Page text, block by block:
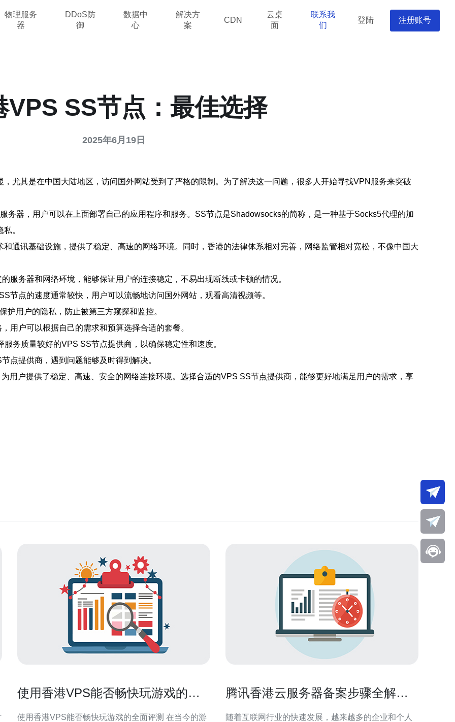
物理服务
器
DDoS防
御
数据中
心
解决方
案
CDN
云桌
面
联系我
们
登陆 注册账号
VPS SS节点：最佳选择
2025年6月19日
尤其是在中国大陆地区，访问国外网站受到了严格的限制。为了解决这一问题，很多人开始寻找VPN服务来突破
务器，用户可以在上面部署自己的应用程序和服务。SS节点是Shadowsocks的简称，是一种基于Socks5代理的加
。
通讯基础设施，提供了稳定、高速的网络环境。同时，香港的法律体系相对完善，网络监管相对宽松，不像中国大
服务器和网络环境，能够保证用户的连接稳定，不易出现断线或卡顿的情况。
节点的速度通常较快，用户可以流畅地访问国外网站，观看高清视频等。
护用户的隐私，防止被第三方窥探和监控。
用户可以根据自己的需求和预算选择合适的套餐。
务质量较好的VPS SS节点提供商，以确保稳定性和速度。
点提供商，遇到问题能够及时得到解决。
用户提供了稳定、高速、安全的网络连接环境。选择合适的VPS SS节点提供商，能够更好地满足用户的需求，享
使用香港VPS能否畅快玩游戏的全
使用香港VPS能否畅快玩游戏的全面评测 在当今的游
腾讯香港云服务器备案步骤全解析
随着互联网行业的快速发展，越来越多的企业和个人